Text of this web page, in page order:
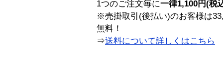
1つのご注文毎に一律1,100円(税
※売掛取引(後払い)のお客様は
無料！
⇒送料について詳しくはこちら